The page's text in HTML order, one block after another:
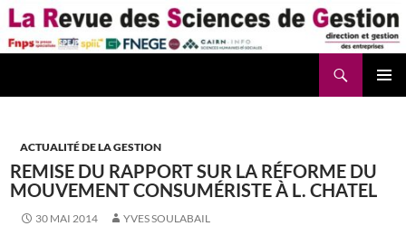
Aller
au
contenu
ACTUALITÉ DE LA GESTION
REMISE DU RAPPORT SUR LA RÉFORME DU
MOUVEMENT CONSUMÉRISTE À L. CHATEL
30 MAI 2014 YVES SOULABAIL